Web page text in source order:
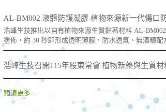
AL-BM002 液體防護凝膠 植物來源新一代傷口
浩峰生技推出以自有植物來源生質黏著材料 AL-
塗佈，約 30 秒即形成透明薄膜，防水透氣、無酒精
浩峰生技召開115年股東常會 植物新藥與生質
閱讀更多...